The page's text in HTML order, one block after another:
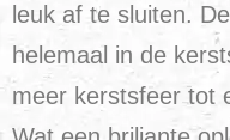
leuk af te sluiten.
helemaal in de
meer kerstsfeer tot